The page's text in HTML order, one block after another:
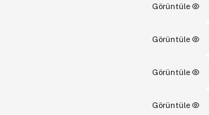
Görüntüle
Görüntüle
Görüntüle
Görüntüle